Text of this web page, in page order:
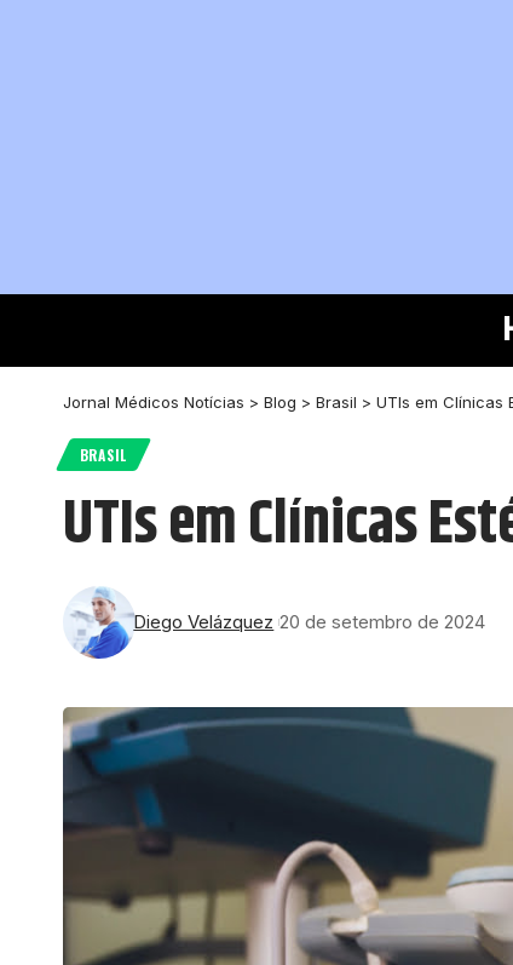
Jornal Médicos Notícias > Blog > Brasil > UTIs em Clínicas
BRASIL
UTIs em Clínicas
Diego Velázquez 20 de setembro de 2024